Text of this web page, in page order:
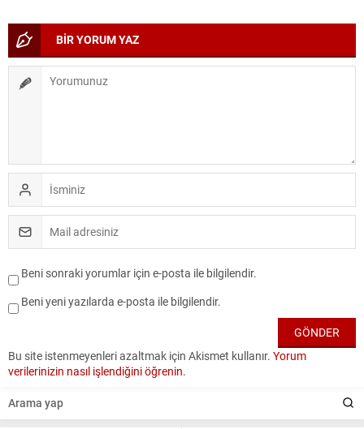
BİR YORUM YAZ
Beni sonraki yorumlar için e-posta ile bilgilendir.
Beni yeni yazılarda e-posta ile bilgilendir.
Bu site istenmeyenleri azaltmak için Akismet kullanır. Yorum
verilerinizin nasıl işlendiğini öğrenin.